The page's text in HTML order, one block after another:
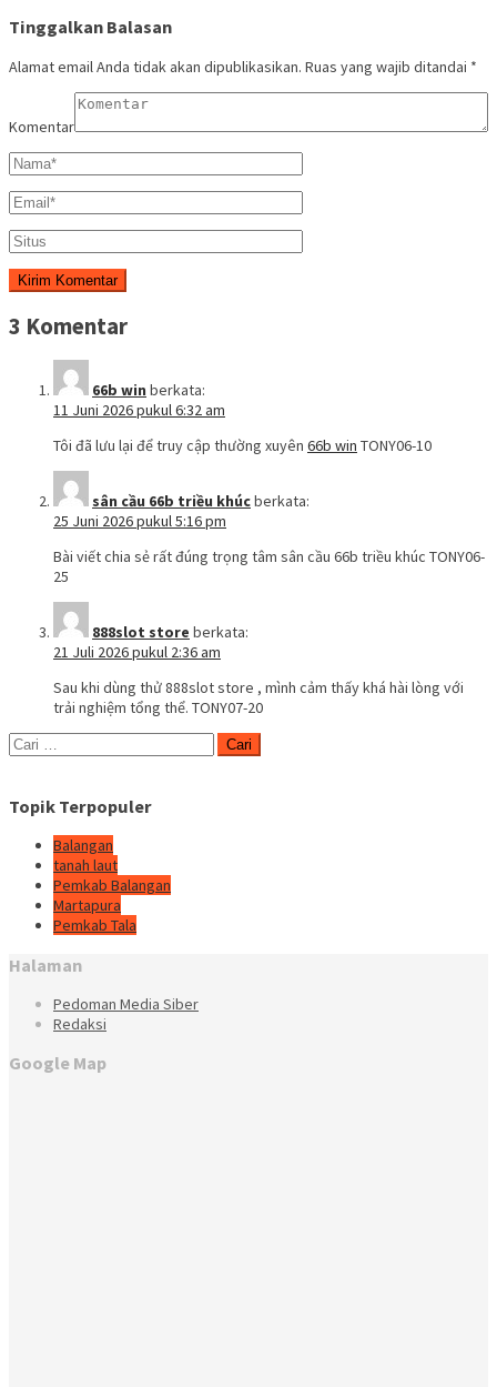
Tinggalkan Balasan
Alamat email Anda tidak akan dipublikasikan. Ruas yang wajib ditandai *
Komentar
3 Komentar
66b win berkata:
11 Juni 2026 pukul 6:32 am
Tôi đã lưu lại để truy cập thường xuyên 66b win TONY06-10
sân cầu 66b triều khúcberkata:
25 Juni 2026 pukul 5:16 pm
Bài viết chia sẻ rất đúng trọng tâm sân cầu 66b triều khúc TONY06-
25
888slot store berkata:
21 Juli 2026 pukul 2:36 am
Sau khi dùng thử 888slot store , mình cảm thấy khá hài lòng với
trải nghiệm tổng thể. TONY07-20
Cari
untuk:
Topik Terpopuler
Balangan
tanah laut
Pemkab Balangan
Martapura
Pemkab Tala
Halaman
Pedoman Media Siber
Redaksi
Google Map